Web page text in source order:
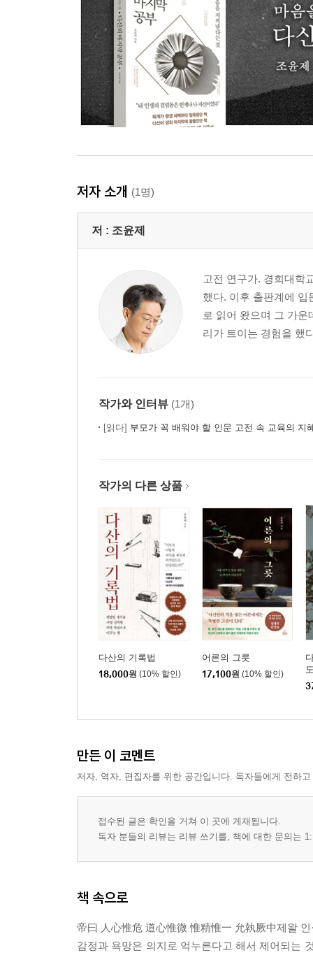
저자 소개 (1명)
저 : 조윤제
고전 연구가. 경희대학
했다. 이후 출판계에
로 읽어 왔으며 그 가
리가 트이는 경험을 했
작가와 인터뷰 (1개)
[읽다] 부모가 꼭 배워야 할 인문 고전 속 교육의 지
작가의 다른 상품
다산의 기록법
18,000원 (10% 할인)
어른의 그릇
17,100원 (10% 할인)
만든 이 코멘트
저자, 역자, 편집자를 위한 공간입니다. 독자들에게 전하
접수된 글은 확인을 거쳐 이 곳에 게재됩니다.
독자 분들의 리뷰는 리뷰 쓰기를, 책에 대한 문의는
책 속으로
帝曰 人心惟危 道心惟微 惟精惟一 允執厥中제왈
감정과 욕망은 의지로 억누른다고 해서 제어되는